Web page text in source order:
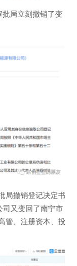
局立刻撤销了变
局撤销登记决定书
又变回了南宁市
管、注册资本、投